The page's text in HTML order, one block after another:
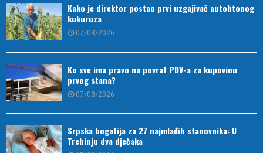
Kako je direktor postao prvi uzgajivač autohtonog
kukuruza
07/08/2026
Ko sve ima pravo na povrat PDV-a za kupovinu
prvog stana?
07/08/2026
Srpska bogatija za 27 najmlađih stanovnika: U
Trebinju dva dječaka